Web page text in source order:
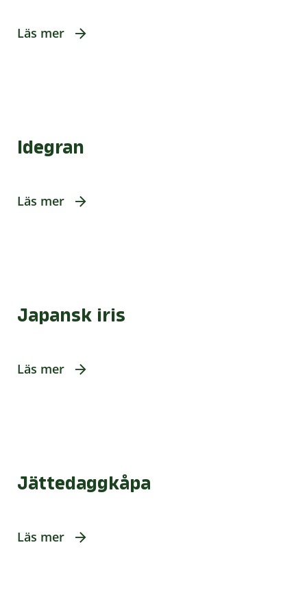
Läs mer
Idegran
Läs mer
Japansk iris
Läs mer
Jättedaggkåpa
Läs mer